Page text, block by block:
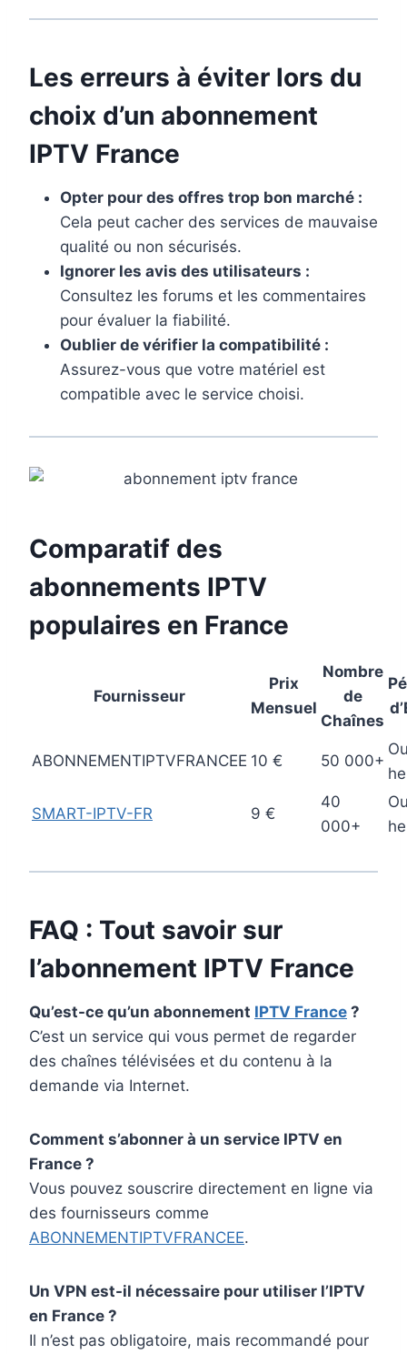
Les erreurs à éviter lors du
choix d’un abonnement
IPTV France
Opter pour des offres trop bon marché :
Cela peut cacher des services de mauvaise
qualité ou non sécurisés.
Ignorer les avis des utilisateurs :
Consultez les forums et les commentaires
pour évaluer la fiabilité.
Oublier de vérifier la compatibilité :
Assurez-vous que votre matériel est
compatible avec le service choisi.
Comparatif des
abonnements IPTV
populaires en France
Fournisseur
Prix
Mensuel
Nombre
de
Chaînes
ABONNEMENTIPTVFRANCEE 10 € 50 000+
SMART-IPTV-FR 9 €
40
000+
FAQ : Tout savoir sur
l’abonnement IPTV France
Qu’est-ce qu’un abonnement IPTV France ?
C’est un service qui vous permet de regarder
des chaînes télévisées et du contenu à la
demande via Internet.
Comment s’abonner à un service IPTV en
France ?
Vous pouvez souscrire directement en ligne via
des fournisseurs comme
ABONNEMENTIPTVFRANCEE.
Un VPN est-il nécessaire pour utiliser l’IPTV
en France ?
Il n’est pas obligatoire, mais recommandé pour